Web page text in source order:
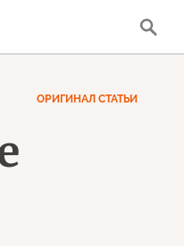
ОРИГИНАЛ СТАТЬИ